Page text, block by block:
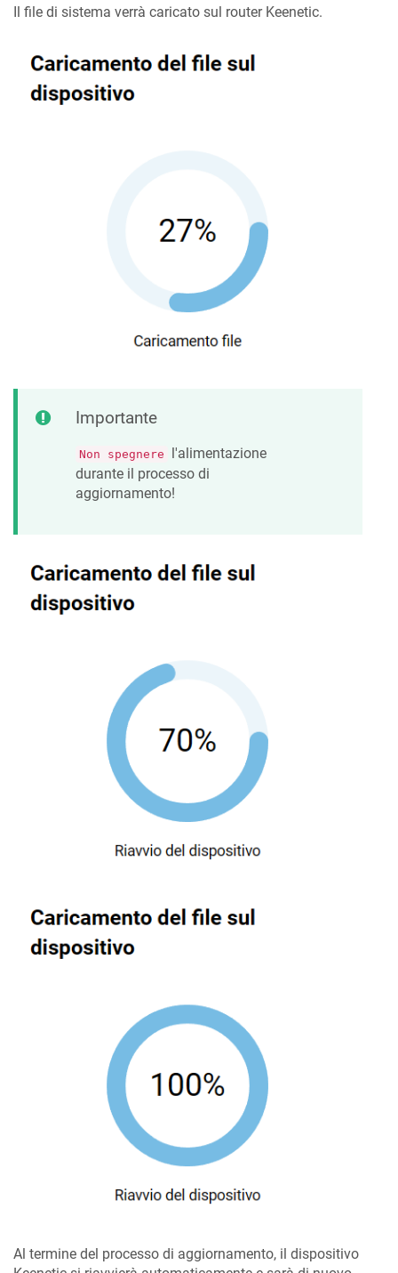
Il file di sistema verrà caricato sul router Keenetic.
Importante
Non spegnere
l'alimentazione
durante il processo di
aggiornamento!
Al termine del processo di aggiornamento, il dispositivo